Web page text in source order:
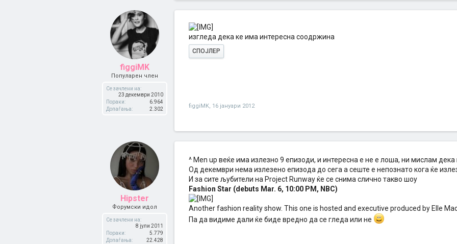
figgiMK
Популарен член
Се зачлени на:
23 декември 2010
Пораки:
6.964
Допаѓања:
2.302
изгледа дека ке има интересна соодржина
СПОЈЛЕР
figgiMK, 16 јануари 2012
Hipster
Форумски идол
Се зачлени на:
8 јули 2011
Пораки:
5.779
Допаѓања:
22.428
^ Мen up веќе има излезно 9 епизоди, и интересна е не е лоша, ни мислам дека
Од декември нема излезено епизода до сега а сеште е непознато кога ќе
И за сите љубители на Project Runway ќе се снима слично такво шоу
Fashion Star (debuts Mar. 6, 10:00 PM, NBC)
Another fashion reality show. This one is hosted and executive produced by Elle
Па да видиме дали ќе биде вредно да се гледа или не